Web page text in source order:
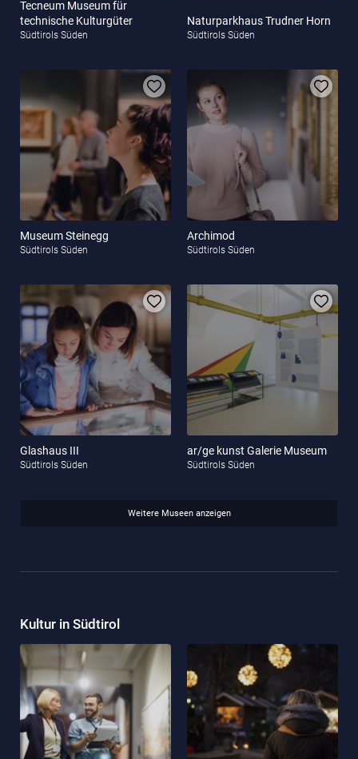
Tecneum Museum für
technische Kulturgüter
Südtirols Süden
Naturparkhaus Trudner Horn
Südtirols Süden
Museum Steinegg
Südtirols Süden
Archimod
Südtirols Süden
Glashaus III
Südtirols Süden
ar/ge kunst Galerie Museum
Südtirols Süden
Weitere Museen anzeigen
Kultur in Südtirol